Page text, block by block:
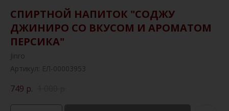
СПИРТНОЙ НАПИТОК "СОДЖУ
ДЖИНИРО СО ВКУСОМ И АРОМАТОМ
ПЕРСИКА"
Jinro
Артикул: ЕЛ-00003953
749 р.